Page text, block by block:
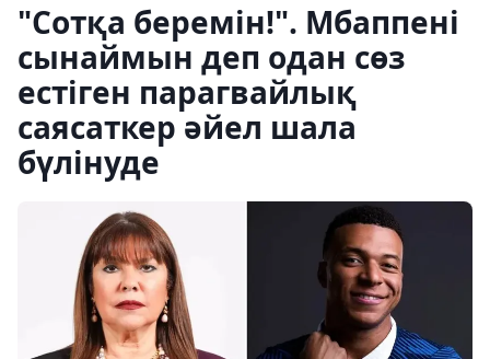
"Сотқа беремін!". Мбаппені
сынаймын деп одан сөз
естіген парагвайлық
саясаткер әйел шала
бүлінуде